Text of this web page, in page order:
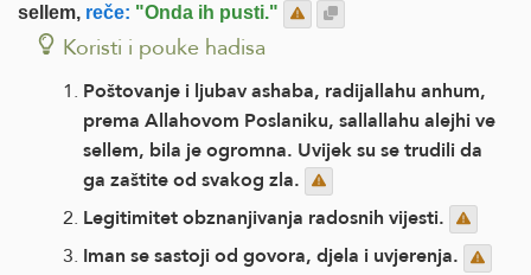
sellem, reče: "Onda ih pusti."
Koristi i pouke hadisa
Poštovanje i ljubav ashaba, radijallahu anhum,
prema Allahovom Poslaniku, sallallahu alejhi ve
sellem, bila je ogromna. Uvijek su se trudili da
ga zaštite od svakog zla.
Legitimitet obznanjivanja radosnih vijesti.
Iman se sastoji od govora, djela i uvjerenja.